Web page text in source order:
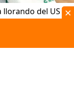
llorando del US ×